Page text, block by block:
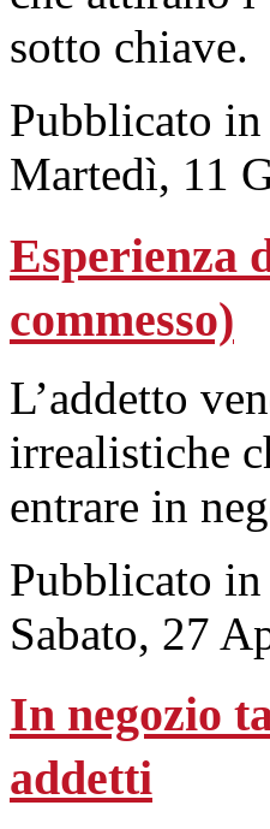
sotto chiave.
Pubblicato in
Martedì, 11
Esperienza
commesso)
L’addetto
irrealistiche
entrare in
Pubblicato in
Sabato, 27
In negozio
addetti